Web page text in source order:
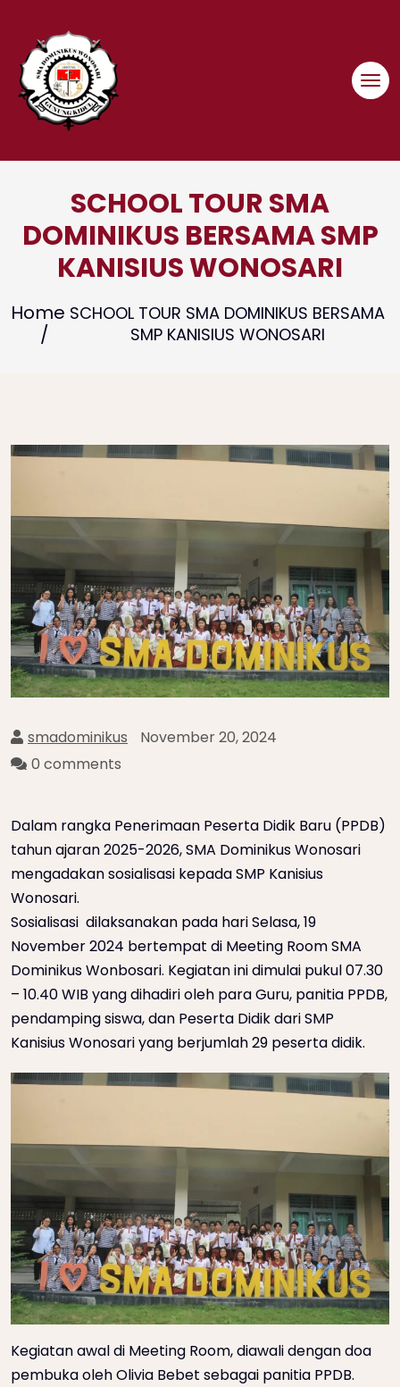
content
SCHOOL TOUR SMA
DOMINIKUS BERSAMA SMP
KANISIUS WONOSARI
Home SCHOOL TOUR SMA DOMINIKUS BERSAMA
SMP KANISIUS WONOSARI
smadominikus
November 20, 2024
0 comments
Dalam rangka Penerimaan Peserta Didik Baru (PPDB)
tahun ajaran 2025-2026, SMA Dominikus Wonosari
mengadakan sosialisasi kepada SMP Kanisius
Wonosari.
Sosialisasi dilaksanakan pada hari Selasa, 19
November 2024 bertempat di Meeting Room SMA
Dominikus Wonbosari. Kegiatan ini dimulai pukul 07.30
– 10.40 WIB yang dihadiri oleh para Guru, panitia PPDB,
pendamping siswa, dan Peserta Didik dari SMP
Kanisius Wonosari yang berjumlah 29 peserta didik.
Kegiatan awal di Meeting Room, diawali dengan doa
pembuka oleh Olivia Bebet sebagai panitia PPDB.